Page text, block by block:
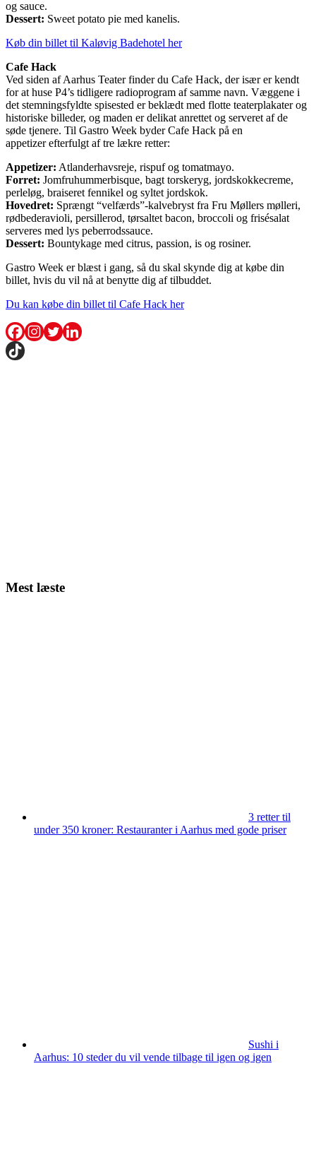
og sauce.
Dessert: Sweet potato pie med kanelis.
Køb din billet til Kaløvig Badehotel her
Cafe Hack
Ved siden af Aarhus Teater finder du Cafe Hack, der især er kendt
for at huse P4’s tidligere radioprogram af samme navn. Væggene i
det stemningsfyldte spisested er beklædt med flotte teaterplakater og
historiske billeder, og maden er delikat anrettet og serveret af de
søde tjenere. Til Gastro Week byder Cafe Hack på en
appetizer efterfulgt af tre lækre retter:
Appetizer: Atlanderhavsreje, rispuf og tomatmayo.
Forret: Jomfruhummerbisque, bagt torskeryg, jordskokkecreme,
perleløg, braiseret fennikel og syltet jordskok.
Hovedret: Sprængt “velfærds”-kalvebryst fra Fru Møllers mølleri,
rødbederavioli, persillerod, tørsaltet bacon, broccoli og frisésalat
serveres med lys peberrodssauce.
Dessert: Bountykage med citrus, passion, is og rosiner.
Gastro Week er blæst i gang, så du skal skynde dig at købe din
billet, hvis du vil nå at benytte dig af tilbuddet.
Du kan købe din billet til Cafe Hack her
Mest læste
3 retter til
under 350 kroner: Restauranter i Aarhus med gode priser
Sushi i
Aarhus: 10 steder du vil vende tilbage til igen og igen